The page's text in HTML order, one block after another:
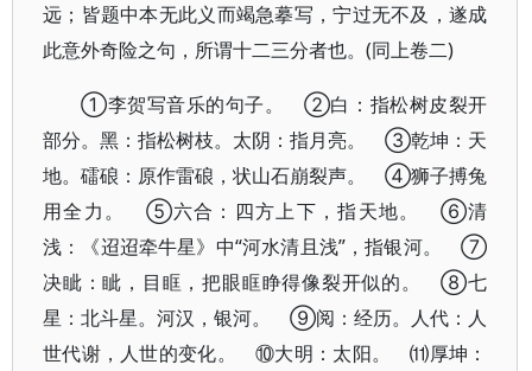
远；皆题中本无此义而竭急摹写，宁过无不及，遂成
此意外奇险之句，所谓十二三分者也。(同上卷二)
①李贺写音乐的句子。 ②白：指松树皮裂开
部分。黑：指松树枝。太阴：指月亮。 ③乾坤：天
地。礌硠：原作雷硠，状山石崩裂声。 ④狮子搏兔
用全力。 ⑤六合：四方上下，指天地。 ⑥清
浅：《迢迢牵牛星》中“河水清且浅”，指银河。 ⑦
决眦：眦，目眶，把眼眶睁得像裂开似的。 ⑧七
星：北斗星。河汉，银河。 ⑨阅：经历。人代：人
世代谢，人世的变化。 ⑩大明：太阳。 ⑾厚坤：